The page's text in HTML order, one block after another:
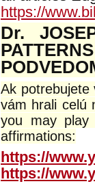
https://
Dr.
Ak
vám hrali celú
you may
affirmations:
https://
https://